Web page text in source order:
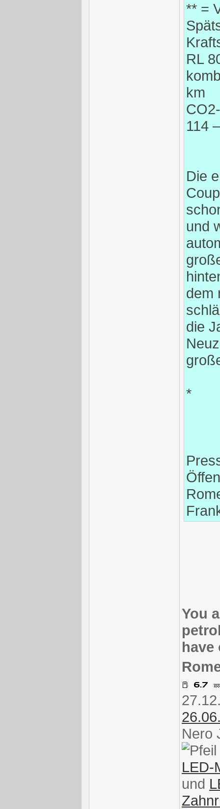
** =
RL
km
114
Die
und
dem
die
*
You
have
Nero
LED-
und